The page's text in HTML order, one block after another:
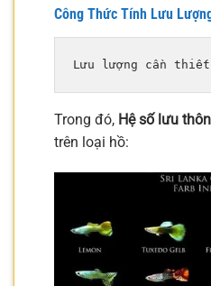
Công Thức Tính Lưu
Trong đó, Hệ số lưu
trên loại hồ: